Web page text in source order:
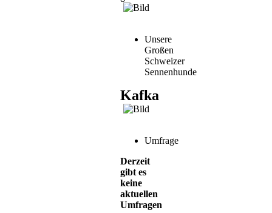
Unsere
Großen
Schweizer
Sennenhunde
Kafka
Umfrage
Derzeit
gibt es
keine
aktuellen
Umfragen